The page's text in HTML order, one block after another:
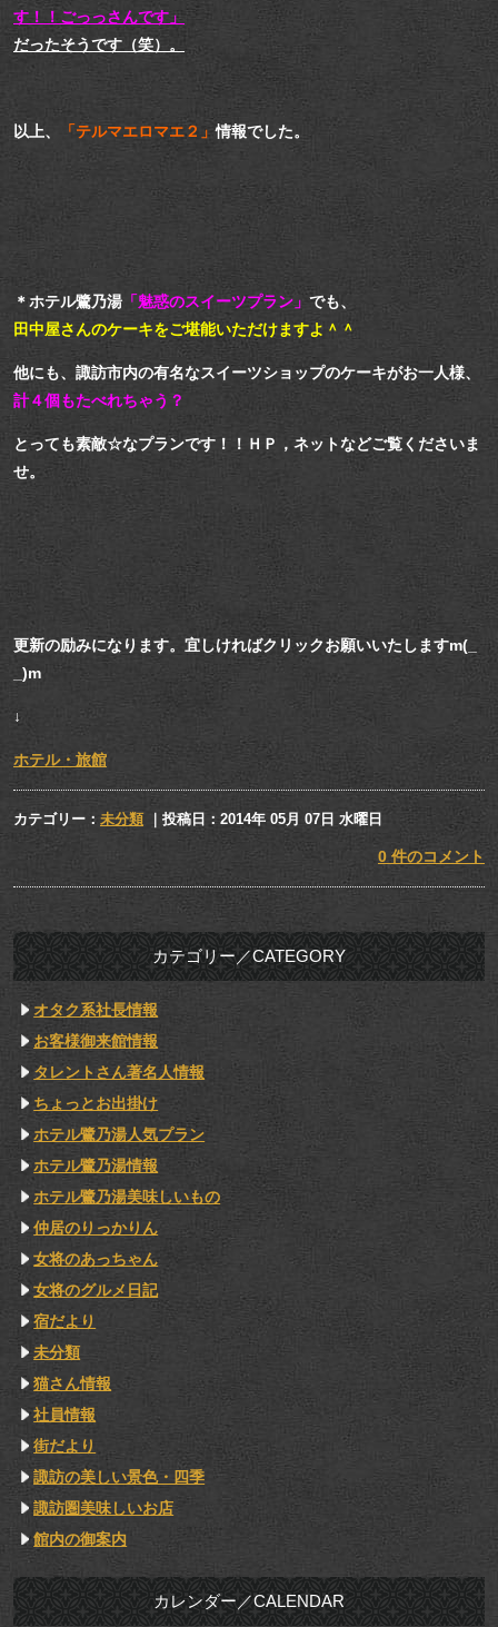
す！！ごっっさんです」
だったそうです（笑）。
以上、 「テルマエロマエ２」情報でした。
＊ホテル鷺乃湯 「魅惑のスイーツプラン」 でも、
田中屋さんのケーキをご堪能いただけますよ＾＾
他にも、諏訪市内の有名なスイーツショップのケーキがお一人様、
計４個もたべれちゃう？
とっても素敵☆なプランです！！ＨＰ，ネットなどご覧くださいま
せ。
更新の励みになります。宜しければクリックお願いいたしますm(_
_)m
↓
ホテル・旅館
カテゴリー： 未分類｜投稿日：2014年 05月 07日 水曜日
0 件のコメント
カテゴリー／CATEGORY
オタク系社長情報
お客様御来館情報
タレントさん著名人情報
ちょっとお出掛け
ホテル鷺乃湯人気プラン
ホテル鷺乃湯情報
ホテル鷺乃湯美味しいもの
仲居のりっかりん
女将のあっちゃん
女将のグルメ日記
宿だより
未分類
猫さん情報
社員情報
街だより
諏訪の美しい景色・四季
諏訪圏美味しいお店
館内の御案内
カレンダー／CALENDAR